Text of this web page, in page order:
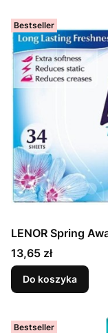
Bestseller
LENOR Spring
Cena
13,65 zł
Do koszyka
Bestseller